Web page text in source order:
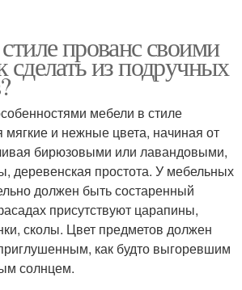
прованс своими
из подручных
мебели в стиле
мягкие и нежные цвета, начиная от
бирюзовыми или лавандовыми,
деревенская простота. У мебельных
должен быть состаренный
присутствуют царапины,
сколы. Цвет предметов должен
как будто выгоревшим
солнцем.